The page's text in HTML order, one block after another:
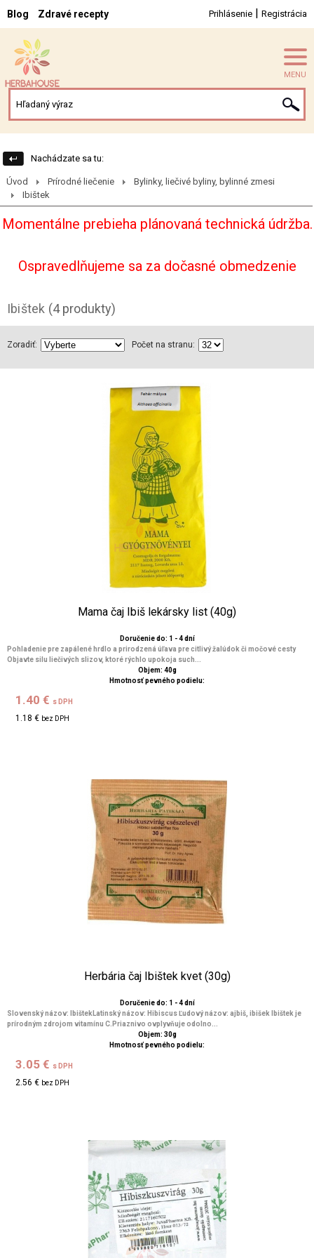
Blog Zdravé recepty Prihlásenie | Registrácia
MENU
Nachádzate sa tu:
Úvod Prírodné liečenie
Bylinky, liečivé byliny, bylinné zmesi
Ibištek
Momentálne prebieha plánovaná technická údržba.
Ospravedlňujeme sa za dočasné obmedzenie
Ibištek (4 produkty)
Zoradiť: Počet na stranu:
Mama čaj Ibiš lekársky list (40g)
Doručenie do: 1 - 4 dní
Pohladenie pre zapálené hrdlo a prirodzená úľava pre citlivý žalúdok či močové cesty
Objavte silu liečivých slizov, ktoré rýchlo upokoja such...
Objem: 40g
Hmotnosť pevného podielu:
1.40 € s DPH
1.18 € bez DPH
Herbária čaj Ibištek kvet (30g)
Doručenie do: 1 - 4 dní
Slovenský názov: IbištekLatinský názov: Hibiscus Ľudový názov: ajbiš, ibišek Ibištek je
prírodným zdrojom vitamínu C.Priaznivo ovplyvňuje odolno...
Objem: 30g
Hmotnosť pevného podielu:
3.05 € s DPH
2.56 € bez DPH